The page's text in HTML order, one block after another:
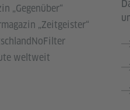
„Gegenüber“
„Zeitgeister“
weltweit